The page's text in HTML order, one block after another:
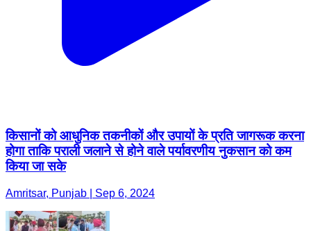
किसानों को आधुनिक तकनीकों और उपायों के प्रति जागरूक करना
होगा ताकि पराली जलाने से होने वाले पर्यावरणीय नुकसान को कम
किया जा सके
Amritsar, Punjab | Sep 6, 2024